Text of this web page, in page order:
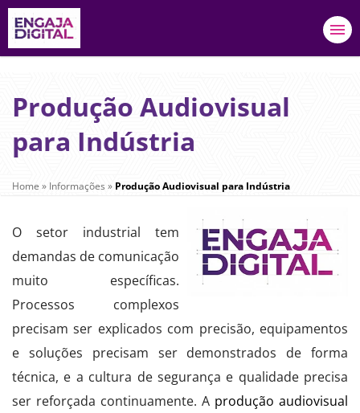
Produção Audiovisual
para Indústria
Home » Informações » Produção Audiovisual para Indústria
O setor industrial tem
demandas de comunicação
muito específicas.
Processos complexos
precisam ser explicados com precisão, equipamentos
e soluções precisam ser demonstrados de forma
técnica, e a cultura de segurança e qualidade precisa
ser reforçada continuamente. A produção audiovisual